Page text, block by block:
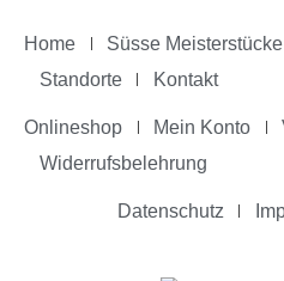
Home Süsse Meisterstücke
Standorte
Kontakt
Onlineshop Mein Konto
Widerrufsbelehrung
Datenschutz